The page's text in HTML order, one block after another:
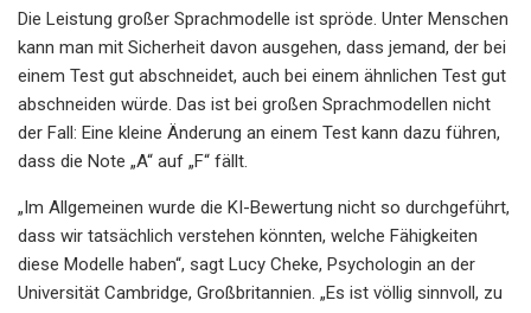
Die Leistung großer Sprachmodelle ist spröde. Unter Menschen
kann man mit Sicherheit davon ausgehen, dass jemand, der bei
einem Test gut abschneidet, auch bei einem ähnlichen Test gut
abschneiden würde. Das ist bei großen Sprachmodellen nicht
der Fall: Eine kleine Änderung an einem Test kann dazu führen,
dass die Note „A“ auf „F“ fällt.
„Im Allgemeinen wurde die KI-Bewertung nicht so durchgeführt,
dass wir tatsächlich verstehen könnten, welche Fähigkeiten
diese Modelle haben“, sagt Lucy Cheke, Psychologin an der
Universität Cambridge, Großbritannien. „Es ist völlig sinnvoll, zu